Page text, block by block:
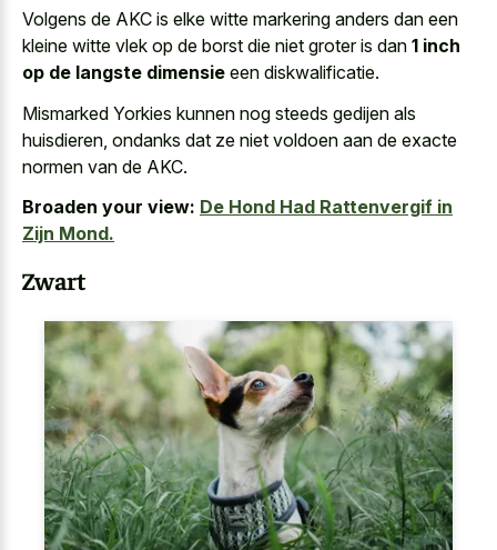
Volgens de AKC is elke witte markering anders dan een
kleine witte vlek op de borst die niet groter is dan 1 inch
op de langste dimensie een diskwalificatie.
Mismarked Yorkies kunnen nog steeds gedijen als
huisdieren, ondanks dat ze niet voldoen aan de exacte
normen van de AKC.
Broaden your view: De Hond Had Rattenvergif in
Zijn Mond.
Zwart